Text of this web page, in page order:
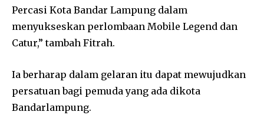
Percasi Kota Bandar Lampung dalam
menyukseskan perlombaan Mobile Legend dan
Catur,” tambah Fitrah.
Ia berharap dalam gelaran itu dapat mewujudkan
persatuan bagi pemuda yang ada dikota
Bandarlampung.